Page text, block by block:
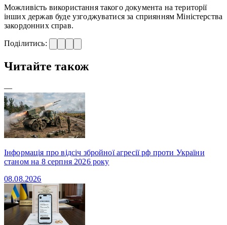
Можливість використання такого документа на території
інших держав буде узгоджуватися за сприянням Міністерства
закордонних справ.
Поділитись:
Читайте також
—
Інформація про відсіч збройної агресії рф проти України
станом на 8 серпня 2026 року
08.08.2026